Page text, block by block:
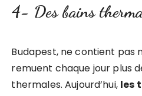
4- Des bains
Budapest, ne contient pas
remuent chaque jour plus
thermales. Aujourd’hui, les